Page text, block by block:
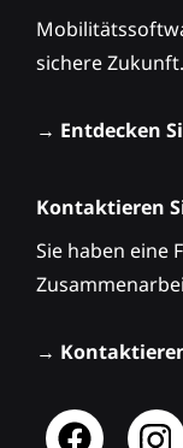
sichere Zukunft.
→ Entdecken
Kontaktieren
Sie haben eine
→